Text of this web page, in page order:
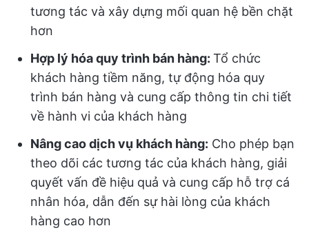
tương tác và xây dựng mối quan hệ bền chặt
hơn
Hợp lý hóa quy trình bán hàng: Tổ chức
khách hàng tiềm năng, tự động hóa quy
trình bán hàng và cung cấp thông tin chi tiết
về hành vi của khách hàng
Nâng cao dịch vụ khách hàng: Cho phép bạn
theo dõi các tương tác của khách hàng, giải
quyết vấn đề hiệu quả và cung cấp hỗ trợ cá
nhân hóa, dẫn đến sự hài lòng của khách
hàng cao hơn